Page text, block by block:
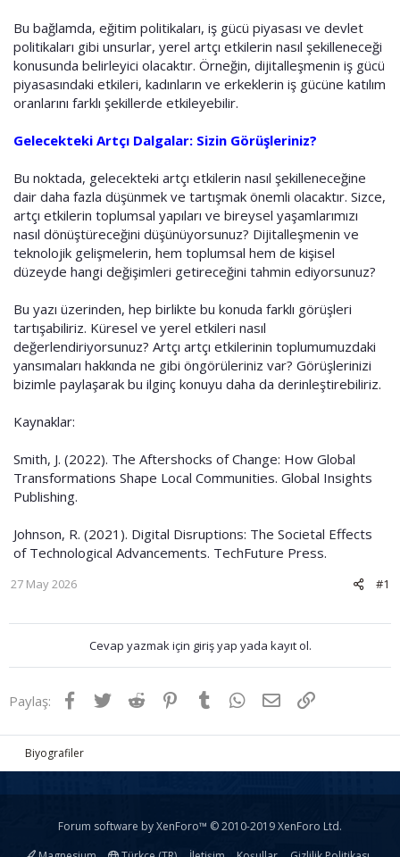
Bu bağlamda, eğitim politikaları, iş gücü piyasası ve devlet
politikaları gibi unsurlar, yerel artçı etkilerin nasıl şekilleneceği
konusunda belirleyici olacaktır. Örneğin, dijitalleşmenin iş gücü
piyasasındaki etkileri, kadınların ve erkeklerin iş gücüne katılım
oranlarını farklı şekillerde etkileyebilir.
Gelecekteki Artçı Dalgalar: Sizin Görüşleriniz?
Bu noktada, gelecekteki artçı etkilerin nasıl şekilleneceğine
dair daha fazla düşünmek ve tartışmak önemli olacaktır. Sizce,
artçı etkilerin toplumsal yapıları ve bireysel yaşamlarımızı
nasıl dönüştüreceğini düşünüyorsunuz? Dijitalleşmenin ve
teknolojik gelişmelerin, hem toplumsal hem de kişisel
düzeyde hangi değişimleri getireceğini tahmin ediyorsunuz?
Bu yazı üzerinden, hep birlikte bu konuda farklı görüşleri
tartışabiliriz. Küresel ve yerel etkileri nasıl
değerlendiriyorsunuz? Artçı artçı etkilerinin toplumumuzdaki
yansımaları hakkında ne gibi öngörüleriniz var? Görüşlerinizi
bizimle paylaşarak bu ilginç konuyu daha da derinleştirebiliriz.
Kaynaklar:
Smith, J. (2022). The Aftershocks of Change: How Global
Transformations Shape Local Communities. Global Insights
Publishing.
Johnson, R. (2021). Digital Disruptions: The Societal Effects
of Technological Advancements. TechFuture Press.
#1
27 May 2026
Cevap yazmak için giriş yap yada kayıt ol.
Paylaş: Facebook
TwitterReddit Pinterest
Tumblr WhatsApp
E-postaLink
Biyografiler
Forum software by XenForo™ © 2010-2019 XenForo Ltd.